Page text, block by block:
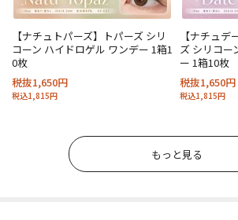
【ナチュトパーズ】トパーズ シリ
コーン ハイドロゲル ワンデー 1箱1
0枚
税抜1,650円
税込1,815円
【ナチュ
ズ シリコー
ー 1箱10枚
税抜1,650円
税込1,815円
もっと見る